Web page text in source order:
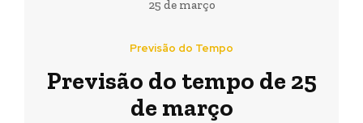
25 de março
Previsão do Tempo
Previsão do tempo de 25
de março